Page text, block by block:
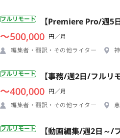
フルリモート 【Premiere Pro/週5
〜500,000 円／月
編集者・翻訳・その他ライター
フルリモート 【事務/週2日/フルリ
〜400,000 円／月
編集者・翻訳・その他ライター
フルリモート 【動画編集/週2日～/